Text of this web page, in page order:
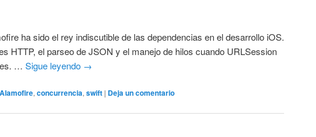
ha sido el rey indiscutible de las dependencias en el desarrollo iOS.
HTTP, el parseo de JSON y el manejo de hilos cuando URLSession
…Sigue leyendo →
Alamofire,concurrencia,swift | Deja un comentario